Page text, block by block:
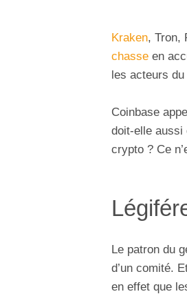
Kraken, Tron,
chasse en
les acteurs
Coinbase
doit-elle aussi
crypto ? Ce
Le patron du
d’un comité.
en effet que